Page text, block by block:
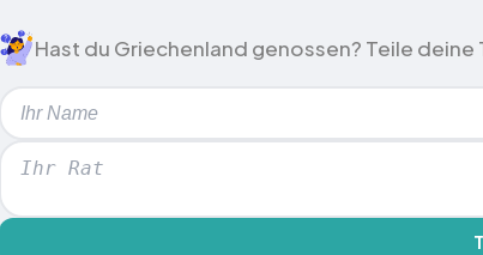
Hast du Griechenland genossen? Teile